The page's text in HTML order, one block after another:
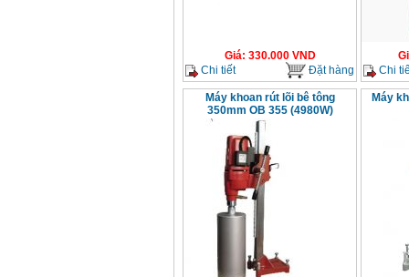
Giá: 330.000VND
Chi tiết
Đặt hàng
Chi
Máy khoan rút lõi bê tông
350mm OB 355 (4980W)
Máy